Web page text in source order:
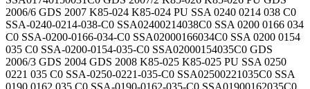
2006/6 GDS 2007 K85-024 K85-024 PU SSA 0240 0214 038 C0
SSA-0240-0214-038-C0 SSA02400214038C0 SSA 0200 0166 034
C0 SSA-0200-0166-034-C0 SSA02000166034C0 SSA 0200 0154
035 C0 SSA-0200-0154-035-C0 SSA02000154035C0 GDS
2006/3 GDS 2004 GDS 2008 K85-025 K85-025 PU SSA 0250
0221 035 C0 SSA-0250-0221-035-C0 SSA02500221035C0 SSA
0190 0162 035 C0 SSA-0190-0162-035-C0 SSA01900162035C0